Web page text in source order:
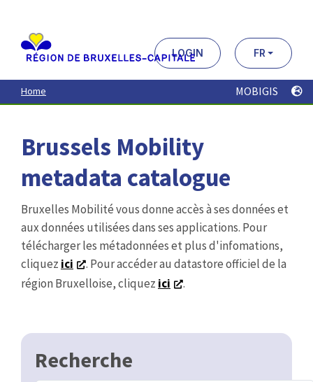
contenu
principal
LOGIN FR
Home MOBIGIS
Brussels Mobility
metadata catalogue
Bruxelles Mobilité vous donne accès à ses données et
aux données utilisées dans ses applications. Pour
télécharger les métadonnées et plus d'infomations,
cliquez ici
. Pour accéder au datastore officiel de la
région Bruxelloise, cliquez ici .
Recherche